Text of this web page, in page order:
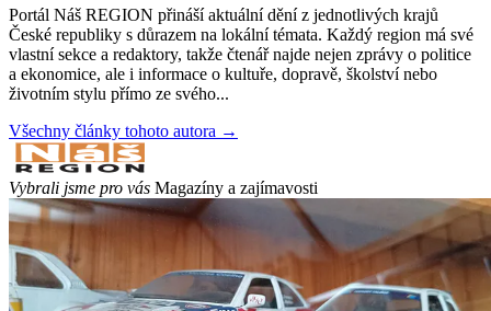
Portál Náš REGION přináší aktuální dění z jednotlivých krajů
České republiky s důrazem na lokální témata. Každý region má své
vlastní sekce a redaktory, takže čtenář najde nejen zprávy o politice
a ekonomice, ale i informace o kultuře, dopravě, školství nebo
životním stylu přímo ze svého...
Všechny články tohoto autora →
Vybrali jsme pro vás Magazíny a zajímavosti